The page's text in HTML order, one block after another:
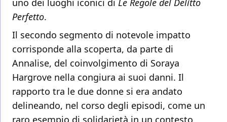
uno dei luoghi iconici di Le Regole del Delitto
Perfetto.
Il secondo segmento di notevole impatto
corrisponde alla scoperta, da parte di
Annalise, del coinvolgimento di Soraya
Hargrove nella congiura ai suoi danni. Il
rapporto tra le due donne si era andato
delineando, nel corso degli episodi, come un